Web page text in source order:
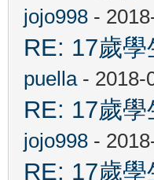
jojo998 -
RE: 17歲
puella- 2018-
RE: 17歲
jojo998 -
RE: 17歲